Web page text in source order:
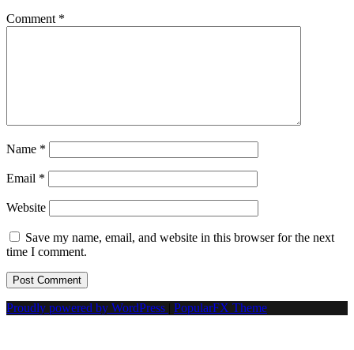
Comment *
Name *
Email *
Website
Save my name, email, and website in this browser for the next
time I comment.
Proudly powered by WordPress PopularFX Theme